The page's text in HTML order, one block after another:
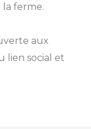
la ferme.
aux
lien social et